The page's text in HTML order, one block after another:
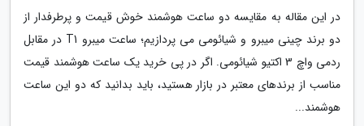
در این مقاله به مقایسه دو ساعت هوشمند خوش قیمت و پرطرفدار از
دو برند چینی میبرو و شیائومی می پردازیم؛ ساعت میبرو T1 در مقابل
ردمی واچ 3 اکتیو شیائومی. اگر در پی خرید یک ساعت هوشمند قیمت
مناسب از برندهای معتبر در بازار هستید، باید بدانید که دو این ساعت
هوشمند...